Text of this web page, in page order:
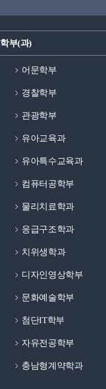
학부(과)
어문학부
경찰학부
관광학부
유아교육과
유아특수교육과
컴퓨터공학부
물리치료학과
응급구조학과
치위생학과
디자인영상학부
문화예술학부
첨단IT학부
자유전공학부
충남형계약학과